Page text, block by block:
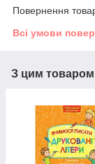
Повернення
Всі умови
З цим